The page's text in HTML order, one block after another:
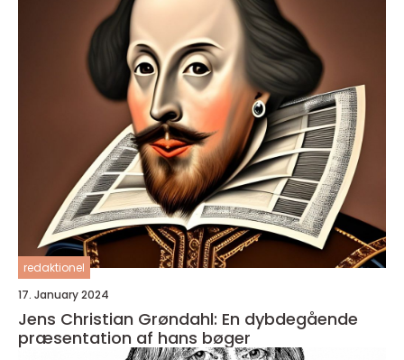
redaktionel
17. January 2024
Jens Christian Grøndahl: En dybdegående
præsentation af hans bøger